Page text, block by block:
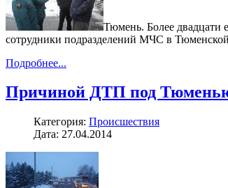
Тюмень. Более двадцати
сотрудники подразделений МЧС в
Подробнее...
Причиной ДТП под Тюменью
Категория: Происшествия
Дата: 27.04.2014